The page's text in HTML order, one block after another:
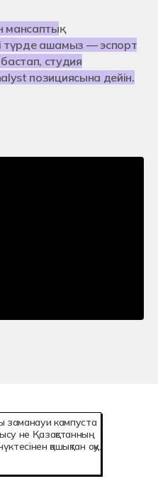
мансаптық
түрде ашамыз — эспорт
студия
позициясына дейін.
заманауи кампуста
не Қазақстанның
қашықтан оқу.